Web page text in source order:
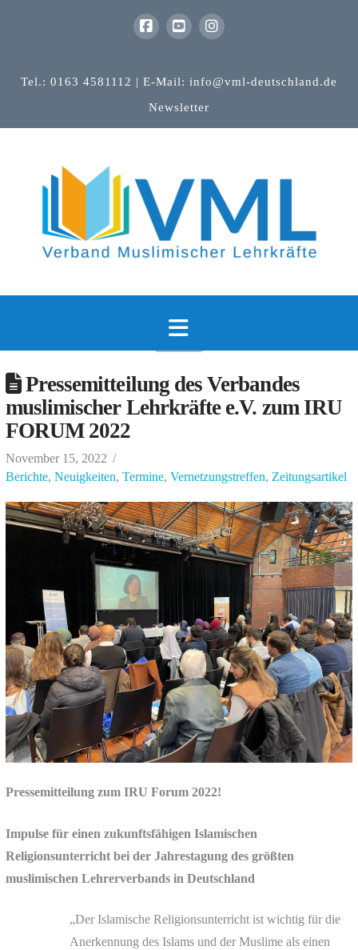
Tel.: 0163 4581112 | E-Mail: info@vml-deutschland.de
Newsletter
Navigation
Pressemitteilung des Verbandes
muslimischer Lehrkräfte e.V. zum IRU
FORUM 2022
November 15, 2022
Berichte, Neuigkeiten, Termine, Vernetzungstreffen, Zeitungsartikel
Pressemitteilung zum IRU Forum 2022!
Impulse für einen zukunftsfähigen Islamischen
Religionsunterricht bei der Jahrestagung des größten
muslimischen Lehrerverbands in Deutschland
„Der Islamische Religionsunterricht ist wichtig für die
Anerkennung des Islams und der Muslime als einen